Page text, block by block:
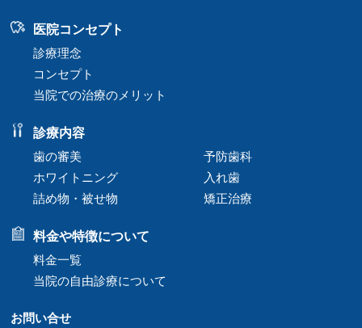
医院コンセプト
診療理念
コンセプト
当院での治療のメリット
診療内容
歯の審美
予防歯科
ホワイトニング
入れ歯
詰め物・被せ物
矯正治療
料金や特徴について
料金一覧
当院の自由診療について
お問い合せ